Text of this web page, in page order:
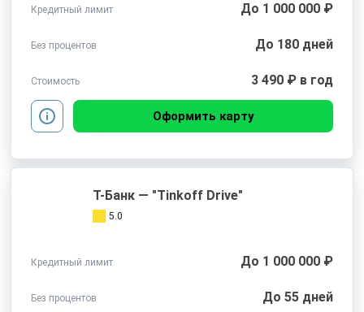
Кредитный лимит До 1 000 000 ₽
Без процентов До 180 дней
Стоимость 3 490 ₽ в год
Оформить карту
Т-Банк — "Tinkoff Drive"
5.0
Кредитный лимит До 1 000 000 ₽
Без процентов До 55 дней